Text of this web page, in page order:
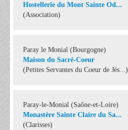
Hostellerie du Mont Sainte Od...
(Association)
Paray le Monial (Bourgogne)
Maison du Sacré-Coeur
(Petites Servantes du Coeur de Jés...)
Paray-le-Monial (Saône-et-Loire)
Monastère Sainte Claire du Sa...
(Clarisses)